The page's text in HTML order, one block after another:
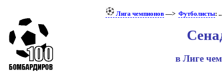
Лига чемпионов—> Футболисты:
в Лиге